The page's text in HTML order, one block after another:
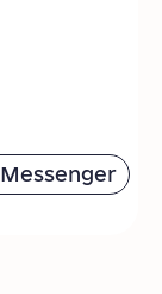
Messenger